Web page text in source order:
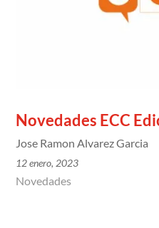
Novedades ECC
Jose Ramon Alvarez Garcia
12 enero, 2023
Novedades